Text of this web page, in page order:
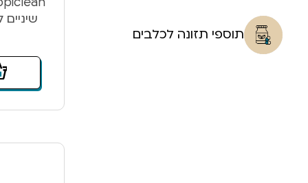
תוספי תזונה לכלבים